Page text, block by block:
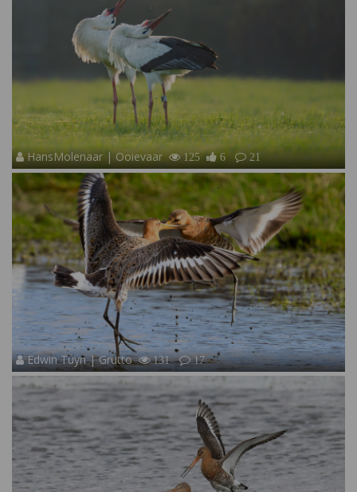
HansMolenaar | Ooievaar 125 6 21
Edwin Tuyn | Grutto 131 17